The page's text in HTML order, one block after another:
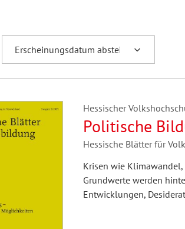
Hessischer
Politische
Hessische Blätter für
Krisen wie
Grundwerte werden
Entwicklungen,